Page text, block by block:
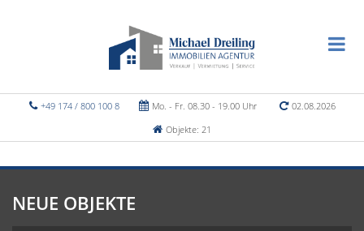
+49 174 / 800 100 8 Mo. - Fr. 08.30 - 19.00 Uhr
02.08.2026
Objekte: 21
NEUE OBJEKTE